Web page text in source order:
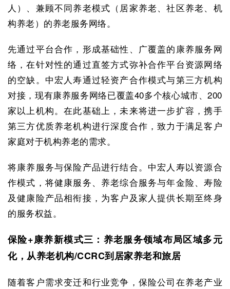
人）、兼顾不同养老模式（居家养老、社区养老、机
构养老）的养老服务网络。
先通过平台合作，形成基础性、广覆盖的康养服务网
络，在针对性的通过直签方式弥补合作平台资源网络
的空缺。中宏人寿通过轻资产合作模式与第三方机构
对接，现有康养服务网络已覆盖40多个核心城市、200
家以上机构。在此基础上，未来将进一步扩容，携手
第三方优质养老机构进行深度合作，致力于满足客户
家庭对于机构养老的需求。
将康养服务与保险产品进行结合。中宏人寿以资源合
作模式，将健康服务、养老综合服务与年金险、寿险
及健康险产品相衔接，为客户及家人提供长期至终身
的服务权益。
保险+康养新模式三：养老服务领域布局区域多元
化，从养老机构/CCRC到居家养老和旅居
随着客户需求变迁和行业竞争，保险公司在养老产业